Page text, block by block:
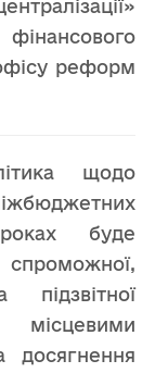
реформ
щодо
буде
досягнення